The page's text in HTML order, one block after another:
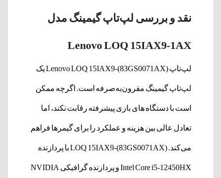
نقد و بررسی لپ‌تاپ‌ گیمینگ مدل
Lenovo LOQ 15IAX9-1AX
لپ‌تاپ Lenovo LOQ 15IAX9-(83GS0071AX) یک
لپ‌تاپ گیمینگ مقرون‌به‌صرفه است. اگرچه ممکن
است با دستگاه های بازی پیشرفته رقابت نکند، اما
تعادل عالی بین هزینه و عملکرد را برای گیمرها فراهم
می‌کند. LOQ 15IAX9-(83GS0071AX) با پردازنده
Intel Core i5-12450HX و پردازنده گرافیکی NVIDIA